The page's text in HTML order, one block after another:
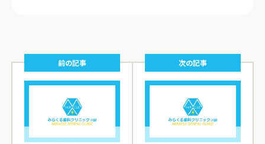
前の記事 次の記事